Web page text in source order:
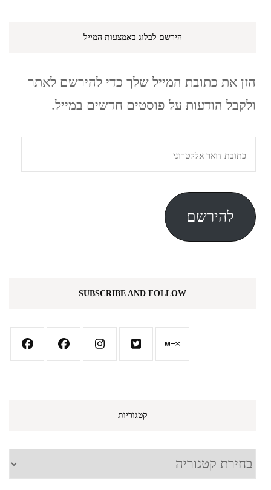
הירשם לבלוג באמצעות המייל
הזן את כתובת המייל שלך כדי להירשם לאתר
ולקבל הודעות על פוסטים חדשים במייל.
דואר
אלקטרוני
להירשם
SUBSCRIBE AND FOLLOW
קטגוריות
קטגוריות